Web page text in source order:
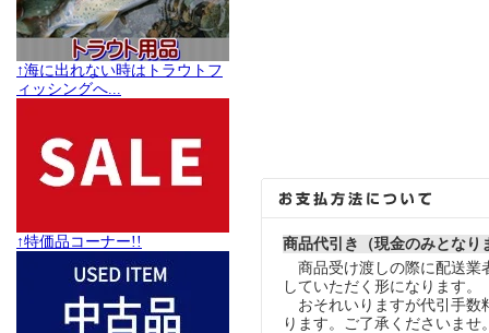
↑海に出れない時はトラウトフ
ィッシングへ...
↑特価品コーナー!!
商品代引き（現金のみとなり
商品受け渡しの際に配送業
していただく形になります。
おそれいりますが代引手数
ります。ご了承くださいませ